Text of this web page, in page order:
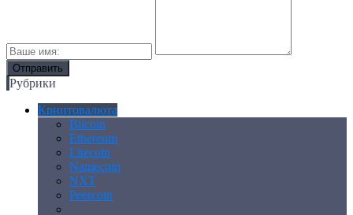
Рубрики
Криптовалюта
Bitcoin
Ethereum
Litecoin
Namecoin
NXT
Peercoin